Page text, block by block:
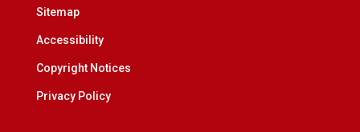
Sitemap
Accessibility
Copyright Notices
Privacy Policy